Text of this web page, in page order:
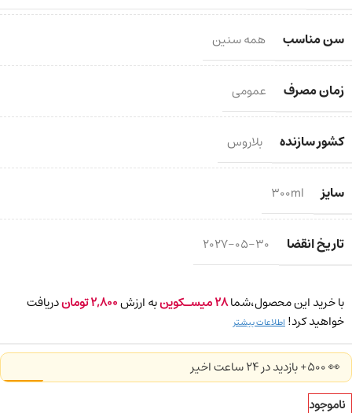
سن مناسب همه سنین
زمان مصرف عمومی
کشور سازنده بلاروس
سایز 300ml
تاریخ انقضا 2027-05-30
با خرید این محصول،شما28میسـکوینبه ارزش2,800توماندریافت
خواهید کرد! اطلاعات بیشتر
👀 500+ بازدید در ۲۴ ساعت اخیر
ناموجود